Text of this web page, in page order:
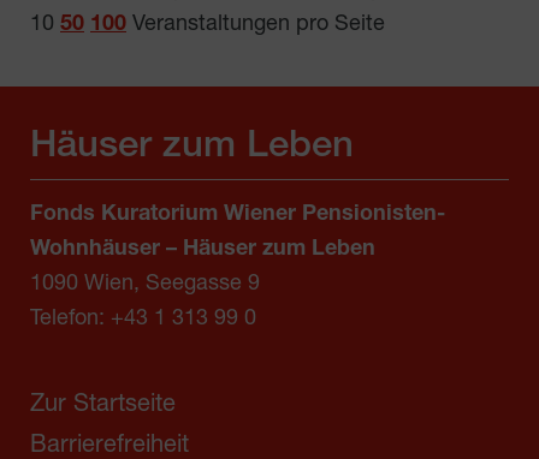
10 50 100 Veranstaltungen pro Seite
Häuser zum Leben
Fonds Kuratorium Wiener Pensionisten-
Wohnhäuser – Häuser zum Leben
1090 Wien, Seegasse 9
Telefon: +43 1 313 99 0
Zur Startseite
Barrierefreiheit